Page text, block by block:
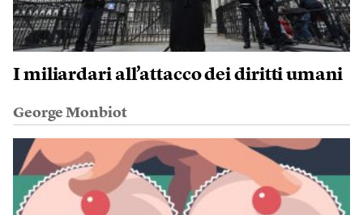
I miliardari all’attacco dei diritti umani
George Monbiot